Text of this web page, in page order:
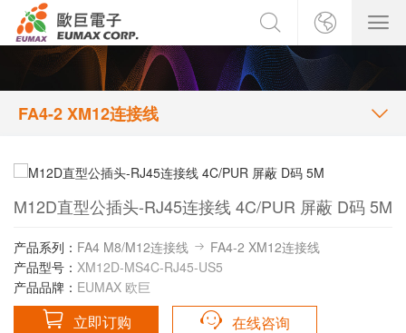
FA4-2 XM12连接线
M12D直型公插头-RJ45连接线 4C/PUR 屏蔽 D码 5M
产品系列： FA4 M8/M12连接线
FA4-2 XM12连接线
产品型号： XM12D-MS4C-RJ45-US5
产品品牌： EUMAX 欧巨
立即订购 在线咨询